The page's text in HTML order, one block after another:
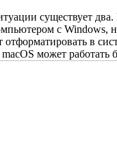
существует
с Windows,
отформатировать в
может работать